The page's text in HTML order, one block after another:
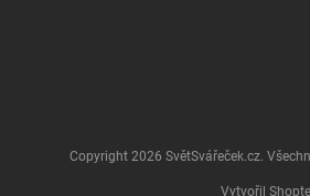
Vytvořil
Copyright 2026 SvětSvářeček.cz.